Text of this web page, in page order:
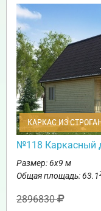
КАРКАС ИЗ
№118 Каркасный
Размер: 6х9 м
Общая площадь: 63.1
2896830